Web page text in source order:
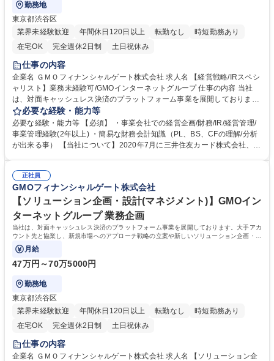
勤務地
東京都渋谷区
業界未経験歓迎
年間休日120日以上 転勤なし
時短勤務あり
在宅OK
完全週休2日制 土日祝休み
仕事の内容
企業名 ＧＭＯフィナンシャルゲート株式会社 求人名 【経営戦略/IRスペシ
ャリスト】業務未経験可/GMOインターネットグループ 仕事の内容 当社
は、対面キャッシュレス決済のプラットフォーム事業を展開しておりま
す。キャッシュレス市場の拡がりとともに当社の業容も拡大中で、2020
年7月、グループ10社目の上場企業として上場を果たしました。 CEO/CF
O直下にて、全社的な経営戦略の立案計画・実行を担っていただきます。
全社的な経営戦略にも携わりつつ、経営企画部が主管する下記業務につい
トサイト（HP)の改修等のPR業務（広報業務）を担当頂ける方 募集職種
【経営戦略/IRスペシャリスト】業務未経験可/GMOインターネットグルー
プ
必要な経験・能力等
必要な経験・能力等 【必須】 ・事業会社での経営企画/財務/IR/経営管理/
事業管理経験(2年以上) ・簡易な財務会計知識（PL、BS、CFの理解/分析
が出来る事） 【当社について】2020年7月に三井住友カード株式会社、ビ
シュレス市場成長性により飛躍的に成長している。日本のキャッシュレス
決済比率は39.3%(2023年度).日本政府はこ2025年までに40%程度を目指
す政策を打ち出していることも追い風の一つ。 学歴・資格 学歴：大学院
大学 語学力： 資格：
正社員
GMOフィナンシャルゲート株式会社
【ソリューション企画・設計(マネジメント)】GMOイン
ターネットグループ 業務企画
当社は、対面キャッシュレス決済のプラットフォーム事業を展開しております。大手アカ
ウント先と協業し、新規市場へのアプローチ戦略の立案や新しいソリューション企画・設
計、既存サービスの改善をお任せします。
月給
47万円～70万5000円
勤務地
東京都渋谷区
業界未経験歓迎
年間休日120日以上 転勤なし
時短勤務あり
在宅OK
完全週休2日制 土日祝休み
仕事の内容
企業名 ＧＭＯフィナンシャルゲート株式会社 求人名 【ソリューション企